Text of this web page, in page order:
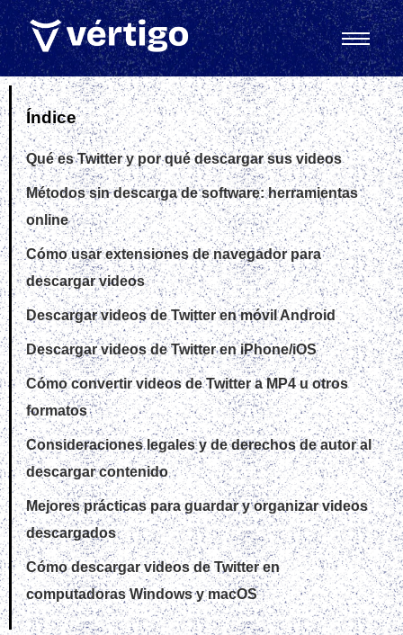
Índice
Qué es Twitter y por qué descargar sus videos
Métodos sin descarga de software: herramientas
online
Cómo usar extensiones de navegador para
descargar videos
Descargar videos de Twitter en móvil Android
Descargar videos de Twitter en iPhone/iOS
Cómo convertir videos de Twitter a MP4 u otros
formatos
Consideraciones legales y de derechos de autor al
descargar contenido
Mejores prácticas para guardar y organizar videos
descargados
Cómo descargar videos de Twitter en
computadoras Windows y macOS